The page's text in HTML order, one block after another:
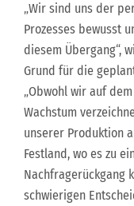
„Wir sind uns der
Prozesses bewusst
diesem Übergang“,
Grund für die
„Obwohl wir auf
Wachstum
unserer Produktion
Festland, wo es zu
Nachfragerückgang
schwierigen